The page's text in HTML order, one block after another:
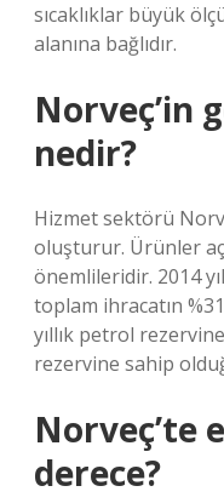
sıcaklıklar büyük
alanına bağlıdır.
Norveç’in
nedir?
Hizmet sektörü
oluşturur. Ürünler
önemlileridir. 2014
toplam ihracatın
yıllık petrol
rezervine sahip
Norveç’te
derece?